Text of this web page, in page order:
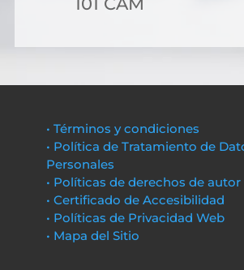
• Términos y condiciones
• Política de Tratamiento de
Personales
• Políticas de derechos de autor
• Certificado de Accesibilidad
• Políticas de Privacidad Web
• Mapa del Sitio